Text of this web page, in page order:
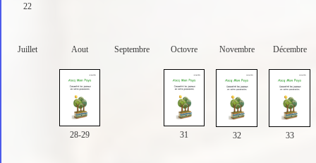
22
Juillet Aout Septembre Octovre Novembre Décembre
28-29 31 32 33